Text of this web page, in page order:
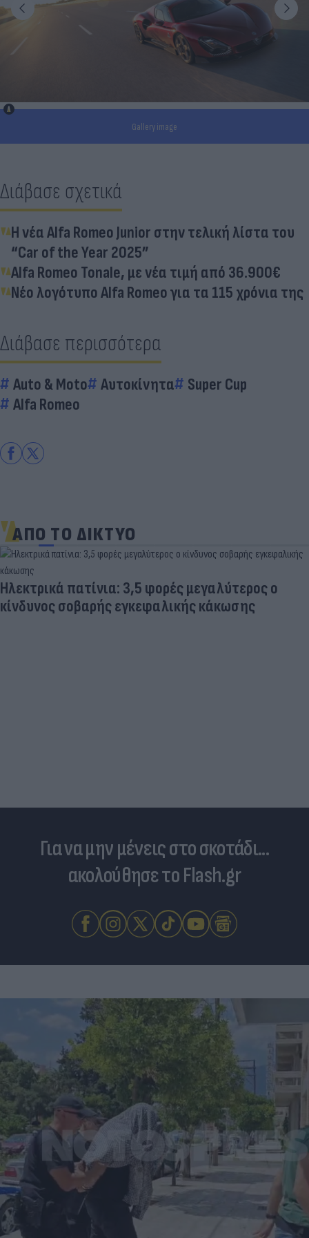
Gallery image
Διάβασε σχετικά
H νέα Alfa Romeo Junior στην τελική λίστα του
“Car of the Year 2025”
Alfa Romeo Tonale, με νέα τιμή από 36.900€
Νέο λογότυπο Alfa Romeo για τα 115 χρόνια της
Διάβασε περισσότερα
Auto & Moto Αυτοκίνητα
Super Cup
Alfa Romeo
ΑΠΟ ΤΟ ΔΙΚΤΥΟ
Ηλεκτρικά πατίνια: 3,5 φορές μεγαλύτερος ο
κίνδυνος σοβαρής εγκεφαλικής κάκωσης
Για να μην μένεις στο σκοτάδι...
ακολούθησε το Flash.gr